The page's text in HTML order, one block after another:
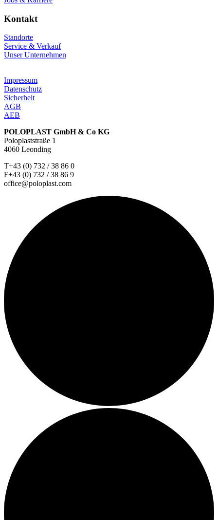
Kontakt
Standorte
Service & Verkauf
Unser Unternehmen
Impressum
Datenschutz
Sicherheit
AGB
AEB
POLOPLAST GmbH & Co KG
Poloplaststraße 1
4060 Leonding
T+43 (0) 732 / 38 86 0
F+43 (0) 732 / 38 86 9
office@poloplast.com